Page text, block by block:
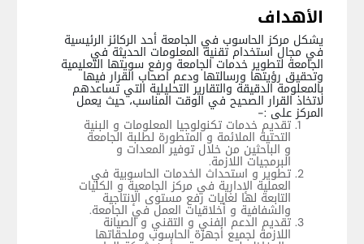
الأهداف
يشكل مركز الحاسوب في الجامعة أحد الركائز الرئيسية
في مجال استخدام تقنية المعلومات الحديثة في
الجامعة لتطوير خدمات الجامعة ورفع سويتها التعليمية
وتحقيق رؤيتها ورسالتها ودعم اصحاب القرار فيها
بالمعلومة الدقيقة والتقارير التحليلية التي تساعدهم
لاتخاذ القرار الصحيح في الوقت المناسب، حيث يعمل
المركز على :-
تقديم خدمات تكنولوجيا المعلومات و البنية
التحتية الملائمة و المتطورة لطلبة الجامعة
و الباحثين من خلال توفير المعدات و
البرمجيات اللازمة.
تطوير و استحداث الخدمات الحاسوبية في
العملية الإدارية في مركز الجامعية و الكليات
التابعة لها لغايات رفع مستوى الإنتاجية
والشفافية و أخلاقيات العمل في الجامعة.
تقديم الدعم الفني و التقني و الصيانة
اللازمة لجميع أجهزة الحاسوب وملحقاتها